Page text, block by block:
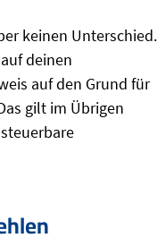
keinen Unterschied.
deinen
auf den Grund für
gilt im Übrigen